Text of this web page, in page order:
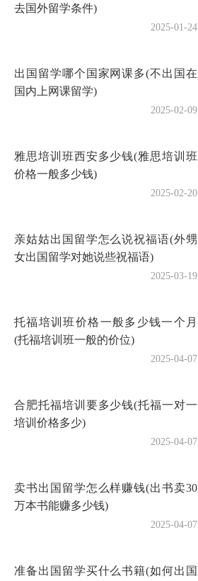
去国外留学条件)
2025-01-24
出国留学哪个国家网课多(不出国在
国内上网课留学)
2025-02-09
雅思培训班西安多少钱(雅思培训班
价格一般多少钱)
2025-02-20
亲姑姑出国留学怎么说祝福语(外甥
女出国留学对她说些祝福语)
2025-03-19
托福培训班价格一般多少钱一个月
(托福培训班一般的价位)
2025-04-07
合肥托福培训要多少钱(托福一对一
培训价格多少)
2025-04-07
卖书出国留学怎么样赚钱(出书卖30
万本书能赚多少钱)
2025-04-07
准备出国留学买什么书籍(如何出国